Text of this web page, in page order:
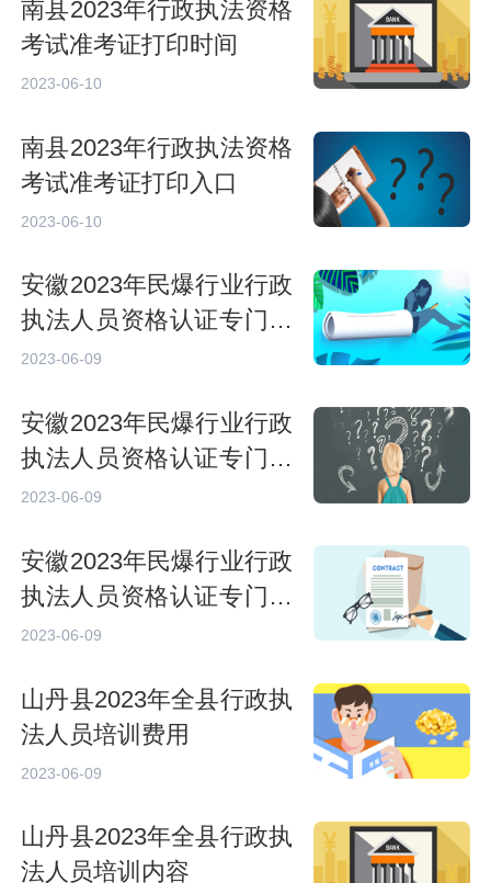
南县2023年行政执法资格
考试准考证打印时间
2023-06-10
南县2023年行政执法资格
考试准考证打印入口
2023-06-10
安徽2023年民爆行业行政
执法人员资格认证专门法
律知识考试参考人员是？
2023-06-09
安徽2023年民爆行业行政
执法人员资格认证专门法
律知识考试方式
2023-06-09
安徽2023年民爆行业行政
执法人员资格认证专门法
律知识考试时间和地点
2023-06-09
山丹县2023年全县行政执
法人员培训费用
2023-06-09
山丹县2023年全县行政执
法人员培训内容